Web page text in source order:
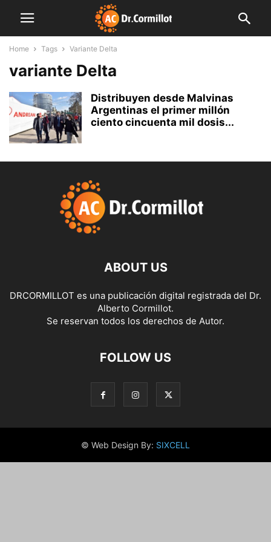
Home Tags Variante Delta
variante Delta
Distribuyen desde Malvinas
Argentinas el primer millón
ciento cincuenta mil dosis...
ABOUT US
DRCORMILLOT es una publicación digital registrada del Dr.
Alberto Cormillot.
Se reservan todos los derechos de Autor.
FOLLOW US
© Web Design By: SIXCELL